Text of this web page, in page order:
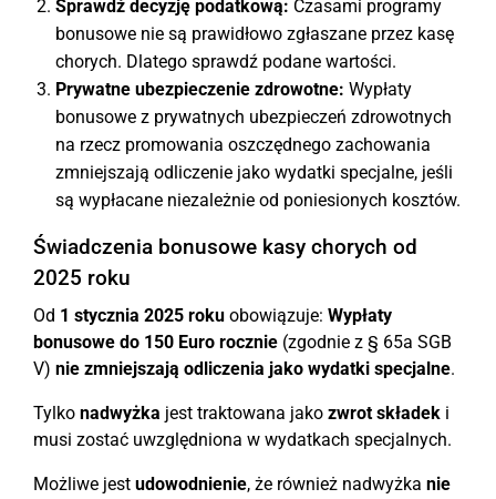
Sprawdź decyzję podatkową: Czasami programy
bonusowe nie są prawidłowo zgłaszane przez kasę
chorych. Dlatego sprawdź podane wartości.
Prywatne ubezpieczenie zdrowotne: Wypłaty
bonusowe z prywatnych ubezpieczeń zdrowotnych
na rzecz promowania oszczędnego zachowania
zmniejszają odliczenie jako wydatki specjalne, jeśli
są wypłacane niezależnie od poniesionych kosztów.
Świadczenia bonusowe kasy chorych od
2025 roku
Od 1 stycznia 2025 roku obowiązuje: Wypłaty
bonusowe do 150 Euro rocznie (zgodnie z § 65a SGB
V) nie zmniejszają odliczenia jako wydatki specjalne.
Tylko nadwyżka jest traktowana jako zwrot składek i
musi zostać uwzględniona w wydatkach specjalnych.
Możliwe jest udowodnienie, że również nadwyżka nie